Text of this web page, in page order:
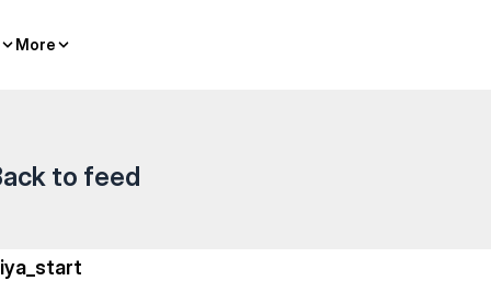
More
More наши защитники с
to feed